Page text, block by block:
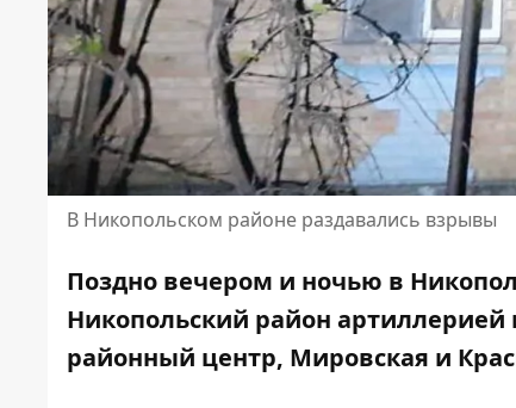
В Никопольском районе раздавались взрывы
Поздно вечером и ночью в
Никопольский район
районный центр, Мировская и